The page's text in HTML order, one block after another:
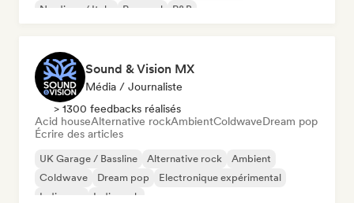
Nu-disco / Italo
Pop soul R&B
Sound & Vision MX
Média / Journaliste
> 1300 feedbacks réalisés
Acid houseAlternative rockAmbientColdwaveDream pop
Écrire des articles
UK Garage / Bassline Alternative rock
Ambient
Coldwave
Dream pop
Electronique expérimental
Indie pop
Indie rock